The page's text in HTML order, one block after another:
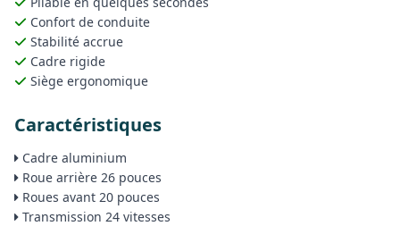
Confort de conduite
Stabilité accrue
Cadre rigide
Siège ergonomique
Caractéristiques
Cadre aluminium
Roue arrière 26 pouces
Roues avant 20 pouces
Transmission 24 vitesses